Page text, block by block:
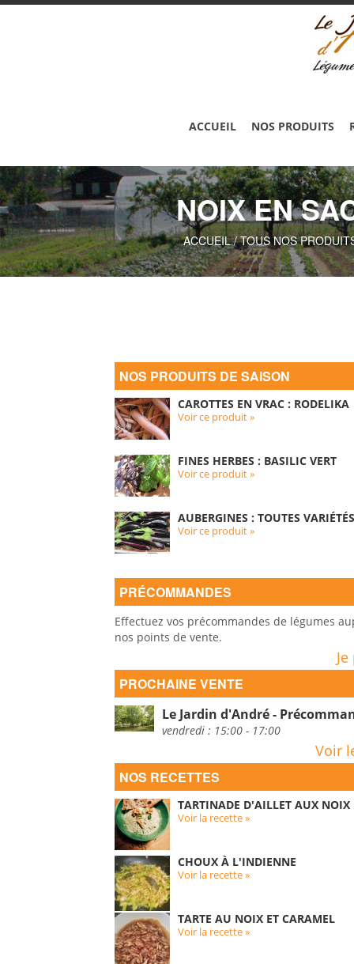
ACCUEIL NOS PRODUITS
NOIX EN
ACCUEIL/TOUS NOS
NOS PRODUITS DE SAISON
CAROTTES EN VRAC : RODELIKA
Voir ce produit »
FINES HERBES : BASILIC VERT
Voir ce produit »
AUBERGINES : TOUTES VARIÉTÉS
Voir ce produit »
PRÉCOMMANDES
Effectuez vos précommandes de légumes
nos points de vente.
PROCHAINE VENTE
Le Jardin d'André -
vendredi : 15:00 - 17:00
Voir
NOS RECETTES
TARTINADE D'AILLET AUX NOIX
Voir la recette »
CHOUX À L'INDIENNE
Voir la recette »
TARTE AU NOIX ET CARAMEL
Voir la recette »